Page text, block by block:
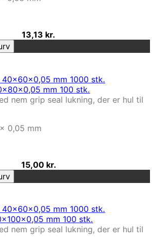
13,13 kr.
mm 100 stk.
nem grip seal lukning, der er hul til
0,05 mm
15,00 kr.
mm 100 stk.
nem grip seal lukning, der er hul til